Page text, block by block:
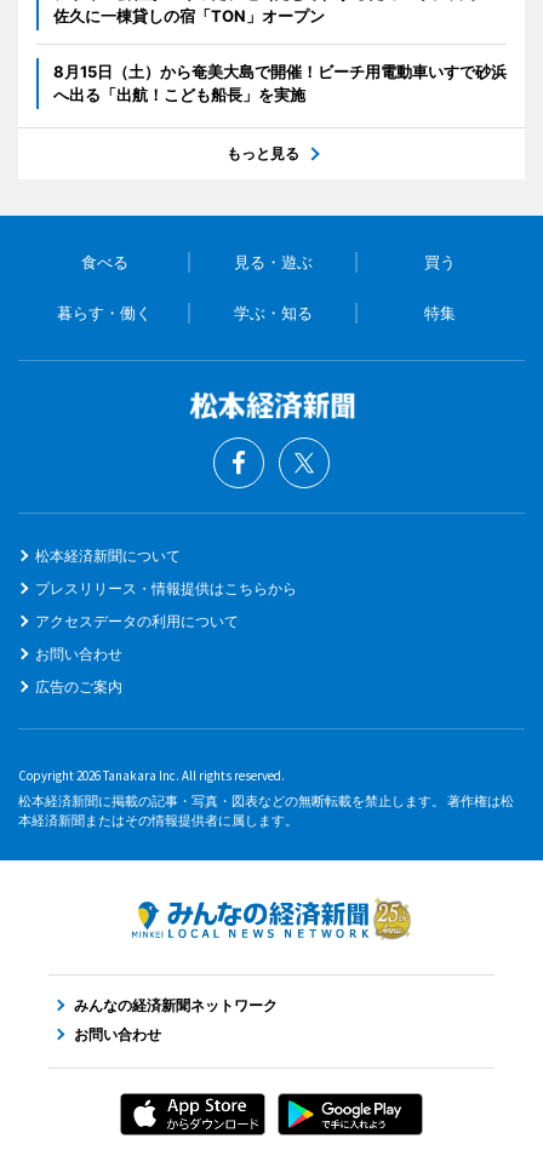
佐久に一棟貸しの宿「TON」オープン
8月15日（土）から奄美大島で開催！ビーチ用電動車いすで砂浜
へ出る「出航！こども船長」を実施
もっと見る
食べる 見る・遊ぶ 買う
暮らす・働く 学ぶ・知る 特集
松本経済新聞について
プレスリリース・情報提供はこちらから
アクセスデータの利用について
お問い合わせ
広告のご案内
Copyright 2026 Tanakara Inc. All rights reserved.
松本経済新聞に掲載の記事・写真・図表などの無断転載を禁止します。 著作権は松
本経済新聞またはその情報提供者に属します。
みんなの経済新聞ネットワーク
お問い合わせ